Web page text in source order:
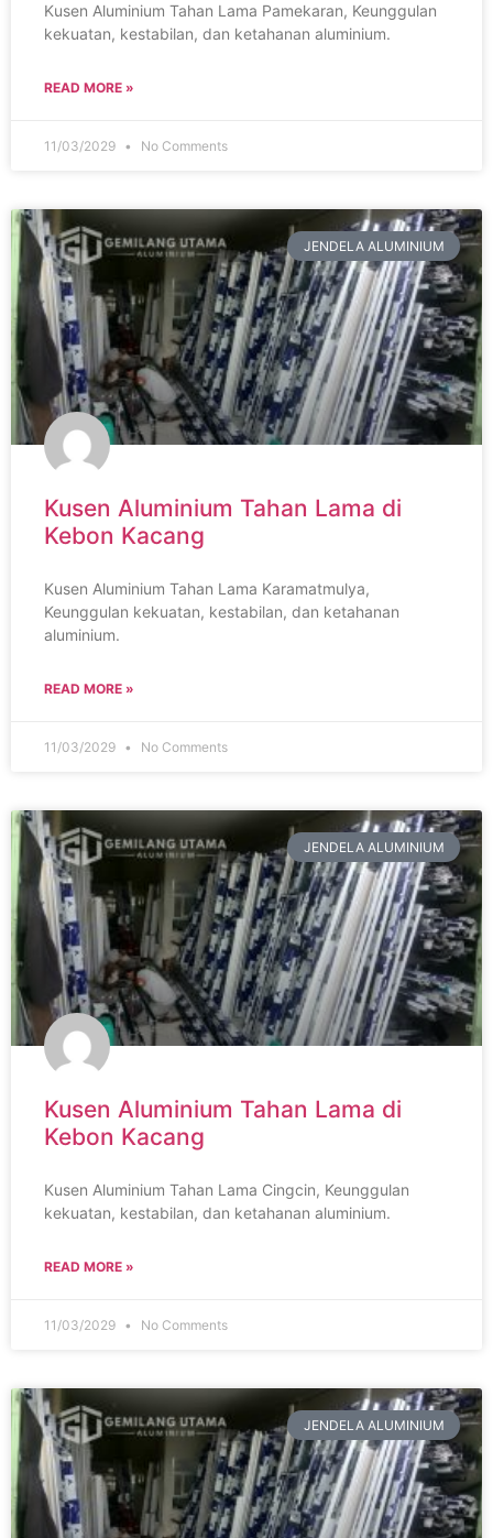
Kusen Aluminium Tahan Lama Pamekaran, Keunggulan
kekuatan, kestabilan, dan ketahanan aluminium.
READ MORE »
11/03/2029 No Comments
JENDELA ALUMINIUM
Kusen Aluminium Tahan Lama di
Kebon Kacang
Kusen Aluminium Tahan Lama Karamatmulya,
Keunggulan kekuatan, kestabilan, dan ketahanan
aluminium.
READ MORE »
11/03/2029 No Comments
JENDELA ALUMINIUM
Kusen Aluminium Tahan Lama di
Kebon Kacang
Kusen Aluminium Tahan Lama Cingcin, Keunggulan
kekuatan, kestabilan, dan ketahanan aluminium.
READ MORE »
11/03/2029 No Comments
JENDELA ALUMINIUM